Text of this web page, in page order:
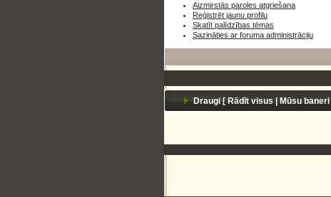
Aizmirstās paroles atgriešana
Reģistrēt jaunu profilu
Skatīt palīdzības tēmas
Sazināties ar foruma administrāciju
Draugi [ Rādīt visus Mūsu baneri